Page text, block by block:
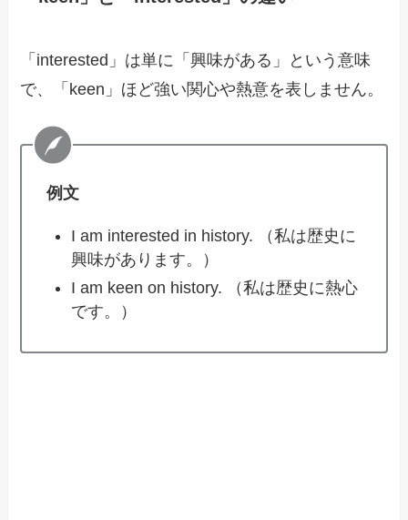
「interested」は単に「興味がある」という意味
で、「keen」ほど強い関心や熱意を表しません。
例文
I am interested in history. （私は歴史に
興味があります。）
I am keen on history. （私は歴史に熱心
です。）